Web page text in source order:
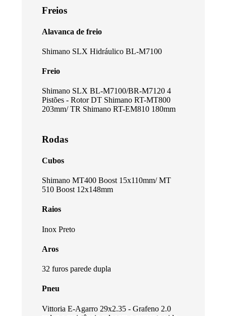
Freios
Alavanca de freio
Shimano SLX Hidráulico BL-M7100
Freio
Shimano SLX BL-M7100/BR-M7120 4
Pistões - Rotor DT Shimano RT-MT800
203mm/ TR Shimano RT-EM810 180mm
Rodas
Cubos
Shimano MT400 Boost 15x110mm/ MT
510 Boost 12x148mm
Raios
Inox Preto
Aros
32 furos parede dupla
Pneu
Vittoria E-Agarro 29x2.35 - Grafeno 2.0